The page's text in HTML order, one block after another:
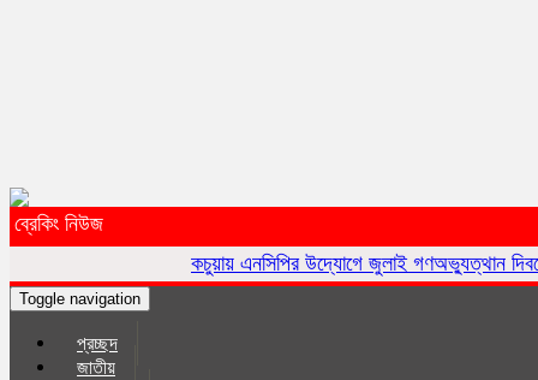
ব্রেকিং নিউজ
কচুয়ায় এনসিপির উদ্যোগে জুলাই গণঅভ্যুত্থান দিবসে র‌্যালি ও
Toggle navigation
প্রচ্ছদ
জাতীয়